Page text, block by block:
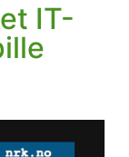
IT-